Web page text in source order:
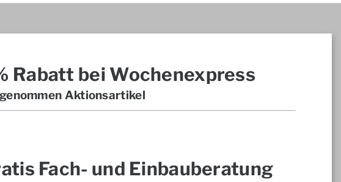
Rabatt bei Wochenexpress
Aktionsartikel
Fach- und Einbauberatung